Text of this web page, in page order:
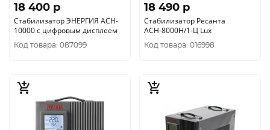
18 400 p
Cтабилизатор ЭНЕРГИЯ АСН-
10000 с цифровым дисплеем
Код товара: 087099
18 490 p
Стабилизатор Ресанта
АСН-8000Н/1-Ц Lux
Код товара: 016998